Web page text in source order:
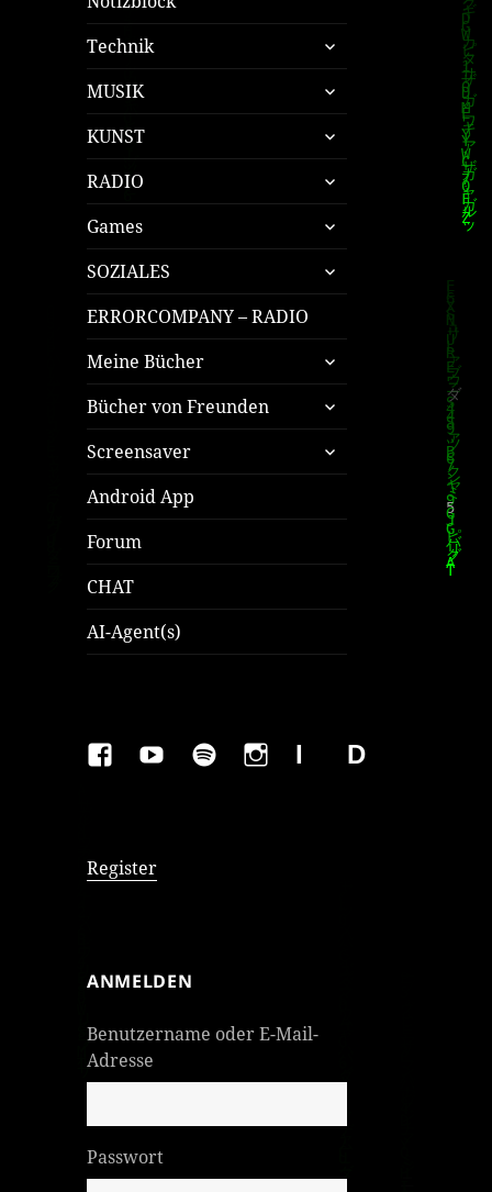
Technik
untermenü
öffnen
MUSIK
untermenü
öffnen
KUNST
untermenü
öffnen
RADIO
untermenü
öffnen
Games
untermenü
öffnen
SOZIALES
untermenü
öffnen
ERRORCOMPANY – RADIO
Meine Bücher
untermenü
öffnen
Bücher von Freunden
untermenü
öffnen
Screensaver
untermenü
öffnen
Android App
Forum
CHAT
AI-Agent(s)
FAKEBOOK
YOUTUBESPOTIFYINSTAGRAM
IMPRESSUM
Register
ANMELDEN
Benutzername oder E-Mail-
Adresse
Passwort